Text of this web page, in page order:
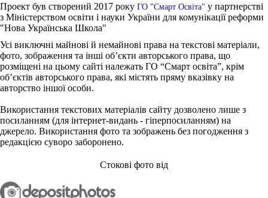
Проект був створений 2017 року ГО "Смарт Освіта" у партнерстві
з Міністерством освіти і науки України для комунікації реформи
"Нова Українська Школа"
Усі виключні майнові й немайнові права на текстові матеріали,
фото, зображення та інші об’єкти авторського права, що
розміщені на цьому сайті належать ГО “Смарт освіта”, крім
об’єктів авторського права, які містять пряму вказівку на
авторство іншої особи.
Використання текстових матеріалів сайту дозволено лише з
посиланням (для інтернет-видань - гіперпосиланням) на
джерело. Використання фото та зображень без погодження з
редакцією суворо заборонено.
Стокові фото від